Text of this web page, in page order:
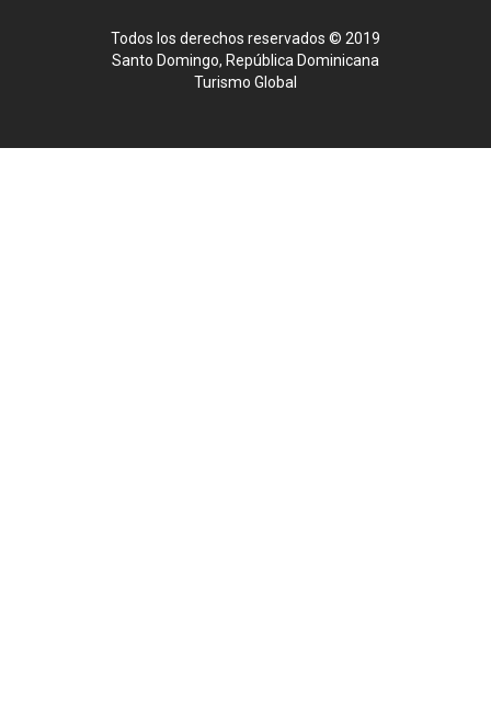
Todos los derechos reservados © 2019
Santo Domingo, República Dominicana
Turismo Global